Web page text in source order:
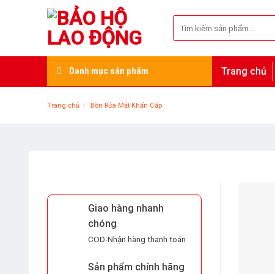
kiếm:
Danh mục sản phẩm Trang chủ
Trang chủ / Bồn Rửa Mắt Khẩn Cấp
Giao hàng nhanh
chóng
COD-Nhận hàng thanh toán
Sản phẩm chính hãng